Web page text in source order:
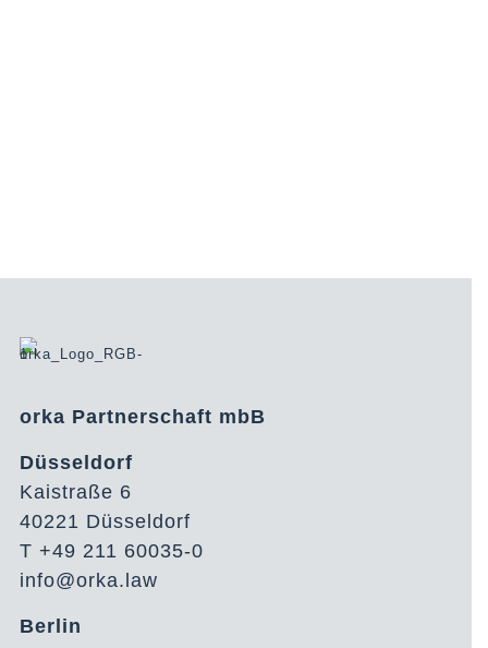
orka Partnerschaft mbB
Düsseldorf
Kaistraße 6
40221 Düsseldorf
T +49 211 60035-0
info@orka.law
Berlin